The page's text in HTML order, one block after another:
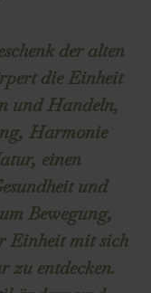
der alten
die Einheit
und Handeln,
Harmonie
einen
und
Bewegung,
Einheit mit sich
zu entdecken.